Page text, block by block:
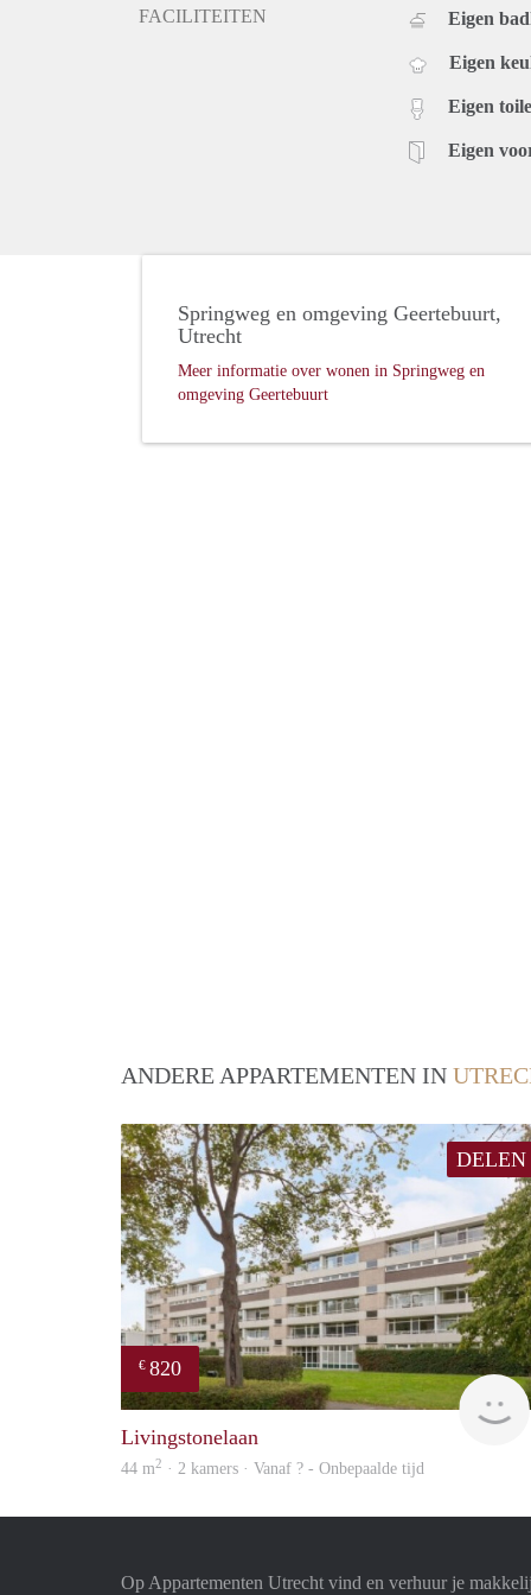
FACILITEITEN Eigen
Eigen
Eigen
Eigen
Springweg en omgeving Geertebuurt,
Utrecht
Meer informatie over wonen in Springweg en
omgeving Geertebuurt
ANDERE APPARTEMENTEN IN
DELEN
€ 820
Livingstonelaan
44 m2 · 2 kamers · Vanaf ? - Onbepaalde tijd
Op Appartementen Utrecht vind en verhuur je